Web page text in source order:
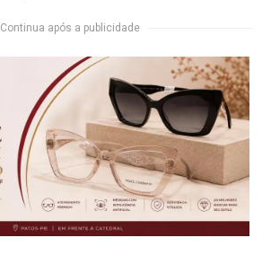
Continua após a publicidade